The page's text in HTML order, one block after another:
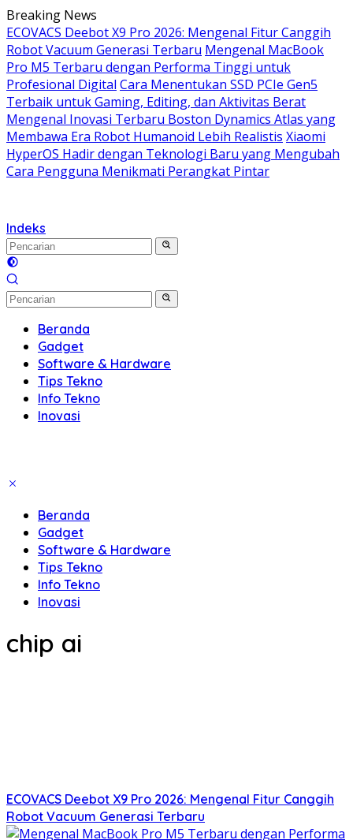
Langsung
ke
konten
Breaking News
ECOVACS Deebot X9 Pro 2026: Mengenal Fitur Canggih
Robot Vacuum Generasi Terbaru Mengenal MacBook
Pro M5 Terbaru dengan Performa Tinggi untuk
Profesional Digital Cara Menentukan SSD PCIe Gen5
Terbaik untuk Gaming, Editing, dan Aktivitas Berat
Mengenal Inovasi Terbaru Boston Dynamics Atlas yang
Membawa Era Robot Humanoid Lebih Realistis Xiaomi
HyperOS Hadir dengan Teknologi Baru yang Mengubah
Cara Pengguna Menikmati Perangkat Pintar
Indeks
Beranda
Gadget
Software & Hardware
Tips Tekno
Info Tekno
Inovasi
Beranda
Gadget
Software & Hardware
Tips Tekno
Info Tekno
Inovasi
chip ai
ECOVACS Deebot X9 Pro 2026: Mengenal Fitur Canggih
Robot Vacuum Generasi Terbaru